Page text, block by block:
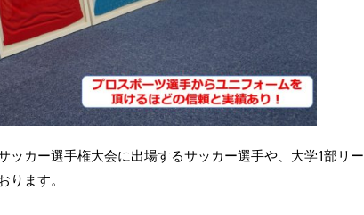
ッカー選手権大会に出場するサッカー選手や、大学1部リー
ります。